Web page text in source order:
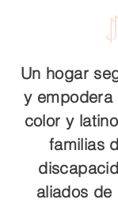
Un hogar
y empodera
color y
familias
aliados